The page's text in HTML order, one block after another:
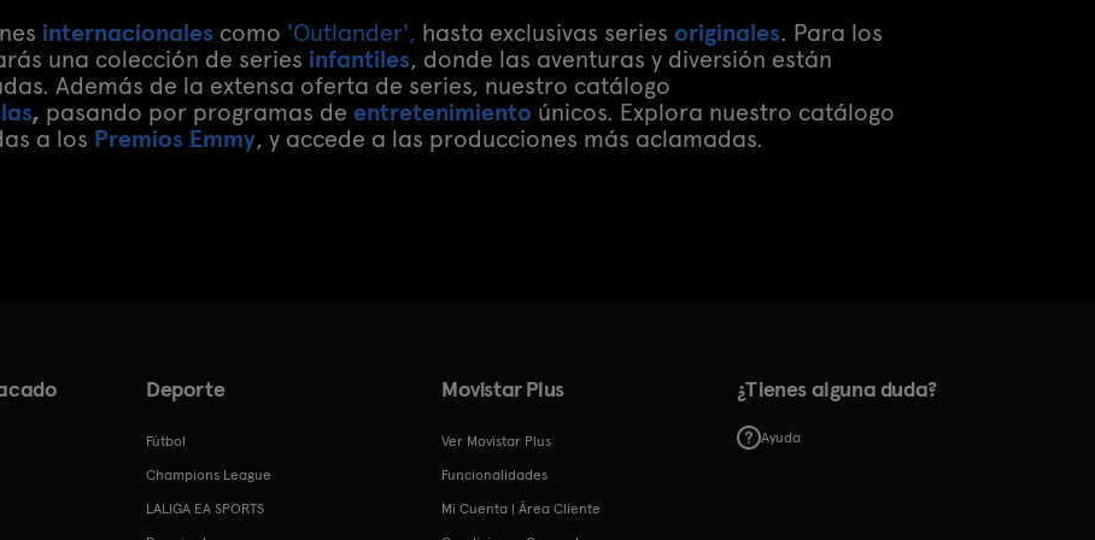
internacionales como 'Outlander', hasta exclusivas series originales. Para los
una colección de series infantiles, donde las aventuras y diversión están
Además de la extensa oferta de series, nuestro catálogo
, pasando por programas de entretenimiento únicos. Explora nuestro catálogo
a los Premios Emmy, y accede a las producciones más aclamadas.
Deporte
Fútbol
Champions League
LALIGA EA SPORTS
Movistar Plus
Ver Movistar Plus
Funcionalidades
Mi Cuenta | Área Cliente
¿Tienes alguna duda?
Ayuda